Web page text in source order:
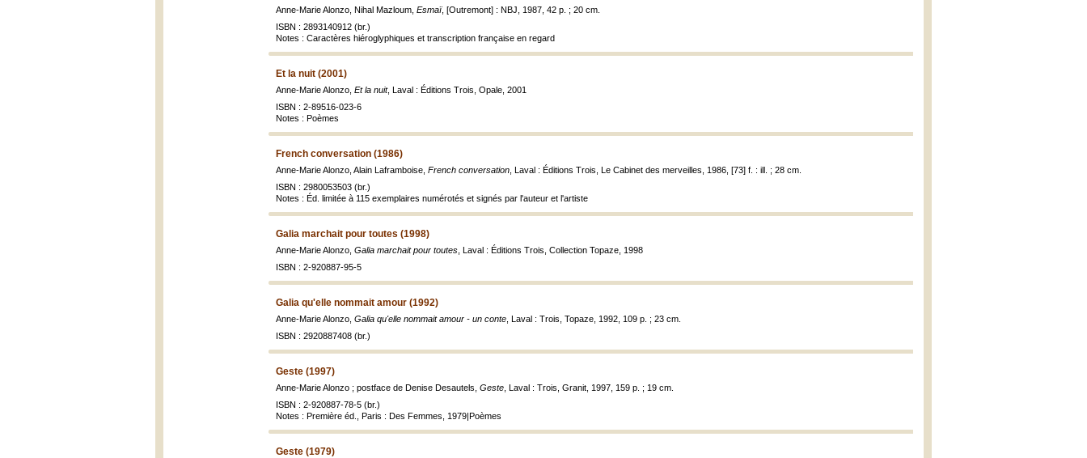
Anne-Marie Alonzo, Nihal Mazloum, Esmaï, [Outremont] : NBJ, 1987, 42 p. ; 20 cm.
ISBN : 2893140912 (br.)
Notes : Caractères hiéroglyphiques et transcription française en regard
Et la nuit (2001)
Anne-Marie Alonzo, Et la nuit, Laval : Éditions Trois, Opale, 2001
ISBN : 2-89516-023-6
Notes : Poèmes
French conversation (1986)
Anne-Marie Alonzo, Alain Laframboise, French conversation , Laval : Éditions Trois, Le Cabinet des merveilles, 1986, [73] f. : ill. ; 28 cm.
ISBN : 2980053503 (br.)
Notes : Éd. limitée à 115 exemplaires numérotés et signés par l'auteur et l'artiste
Galia marchait pour toutes (1998)
Anne-Marie Alonzo, Galia marchait pour toutes , Laval : Éditions Trois, Collection Topaze, 1998
ISBN : 2-920887-95-5
Galia qu'elle nommait amour (1992)
Anne-Marie Alonzo, Galia qu'elle nommait amour - un conte , Laval : Trois, Topaze, 1992, 109 p. ; 23 cm.
ISBN : 2920887408 (br.)
Geste (1997)
Anne-Marie Alonzo ; postface de Denise Desautels, Geste , Laval : Trois, Granit, 1997, 159 p. ; 19 cm.
ISBN : 2-920887-78-5 (br.)
Notes : Première éd., Paris : Des Femmes, 1979|Poèmes
Geste (1979)